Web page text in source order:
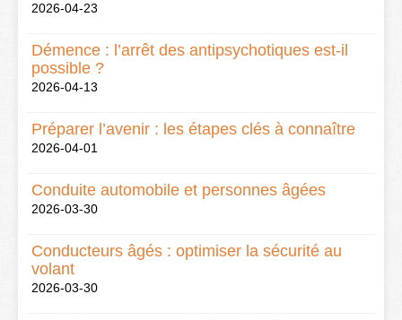
2026-04-23
Démence : l’arrêt des antipsychotiques est-il
possible ?
2026-04-13
Préparer l’avenir : les étapes clés à connaître
2026-04-01
Conduite automobile et personnes âgées
2026-03-30
Conducteurs âgés : optimiser la sécurité au
volant
2026-03-30